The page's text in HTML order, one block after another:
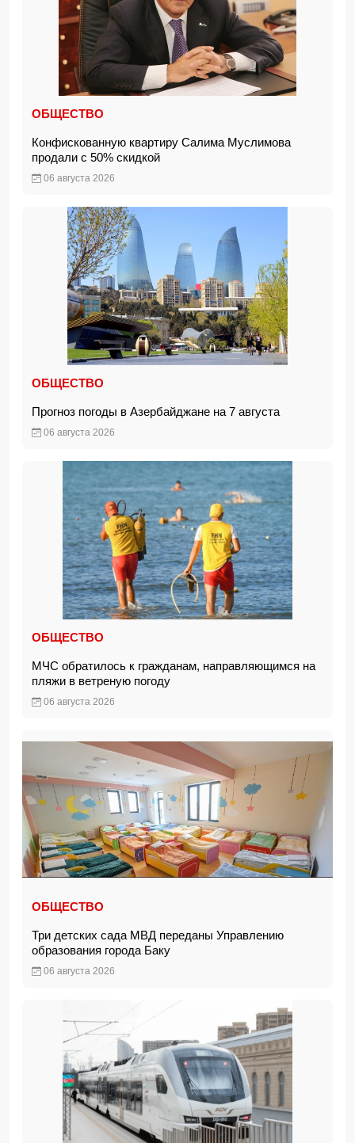
ОБЩЕСТВО
Конфискованную квартиру Салима Муслимова
продали с 50% скидкой
06 августа 2026
ОБЩЕСТВО
Прогноз погоды в Азербайджане на 7 августа
06 августа 2026
ОБЩЕСТВО
МЧС обратилось к гражданам, направляющимся на
пляжи в ветреную погоду
06 августа 2026
ОБЩЕСТВО
Три детских сада МВД переданы Управлению
образования города Баку
06 августа 2026